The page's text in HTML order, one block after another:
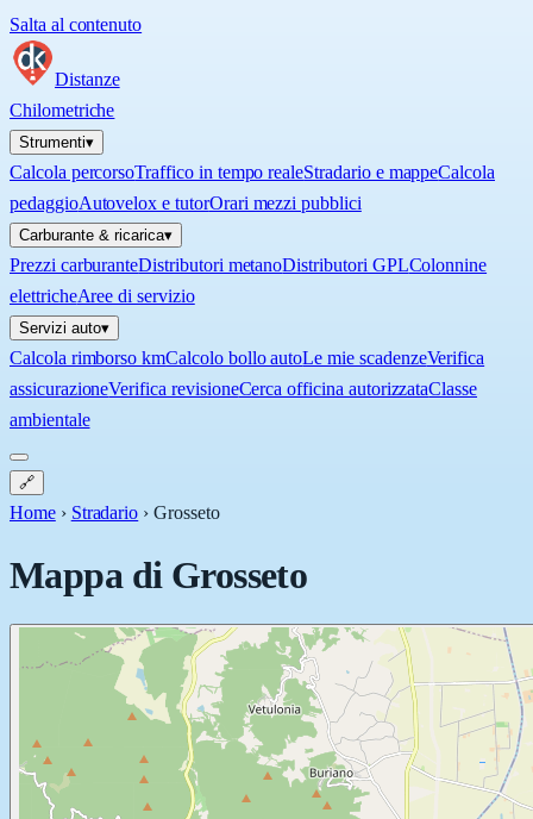
Salta al contenuto
Distanze
Chilometriche
Strumenti▾
Calcola percorsoTraffico in tempo realeStradario e mappeCalcola
pedaggioAutovelox e tutorOrari mezzi pubblici
Carburante & ricarica▾
Prezzi carburanteDistributori metanoDistributori GPLColonnine
elettricheAree di servizio
Servizi auto▾
Calcola rimborso kmCalcolo bollo autoLe mie scadenzeVerifica
assicurazioneVerifica revisioneCerca officina autorizzataClasse
ambientale
🔗
Home › Stradario ›Grosseto
Mappa di Grosseto